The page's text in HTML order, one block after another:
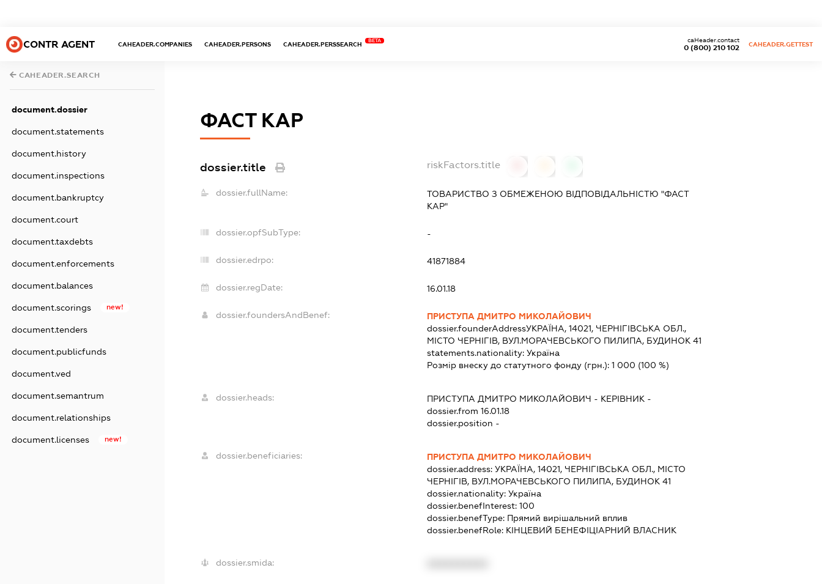
CONTR AGENT CAHEADER.COMPANIES CAHEADER.PERSONS CAHEADER.PERSSEARCH
BETA
0 (800) 210 102
caHeader.contact
CAHEADER.GETTEST
CAHEADER.SEARCH
document.dossier
document.statements
document.history
document.inspections
document.bankruptcy
document.court
document.taxdebts
document.enforcements
document.balances
document.scorings new!
document.tenders
document.publicfunds
document.ved
document.semantrum
document.relationships
document.licenses new!
ФАСТ КАР
dossier.title riskFactors.title
dossier.fullName:
ТОВАРИСТВО З ОБМЕЖЕНОЮ ВІДПОВІДАЛЬНІСТЮ "ФАСТ
КАР"
dossier.opfSubType: -
dossier.edrpo: 41871884
dossier.regDate: 16.01.18
dossier.foundersAndBenef:
ПРИСТУПА ДМИТРО МИКОЛАЙОВИЧ
dossier.founderAddressУКРАЇНА, 14021, ЧЕРНІГІВСЬКА ОБЛ.,
МІСТО ЧЕРНІГІВ, ВУЛ.МОРАЧЕВСЬКОГО ПИЛИПА, БУДИНОК 41
statements.nationality: Україна
Розмір внеску до статутного фонду (грн.): 1 000 (100 %)
dossier.heads: ПРИСТУПА ДМИТРО МИКОЛАЙОВИЧ - КЕРІВНИК -
dossier.from 16.01.18
dossier.position -
dossier.beneficiaries:
ПРИСТУПА ДМИТРО МИКОЛАЙОВИЧ
dossier.address: УКРАЇНА, 14021, ЧЕРНІГІВСЬКА ОБЛ., МІСТО
ЧЕРНІГІВ, ВУЛ.МОРАЧЕВСЬКОГО ПИЛИПА, БУДИНОК 41
dossier.nationality: Україна
dossier.benefInterest: 100
dossier.benefType: Прямий вирішальний вплив
dossier.benefRole: КІНЦЕВИЙ БЕНЕФІЦІАРНИЙ ВЛАСНИК
dossier.smida: